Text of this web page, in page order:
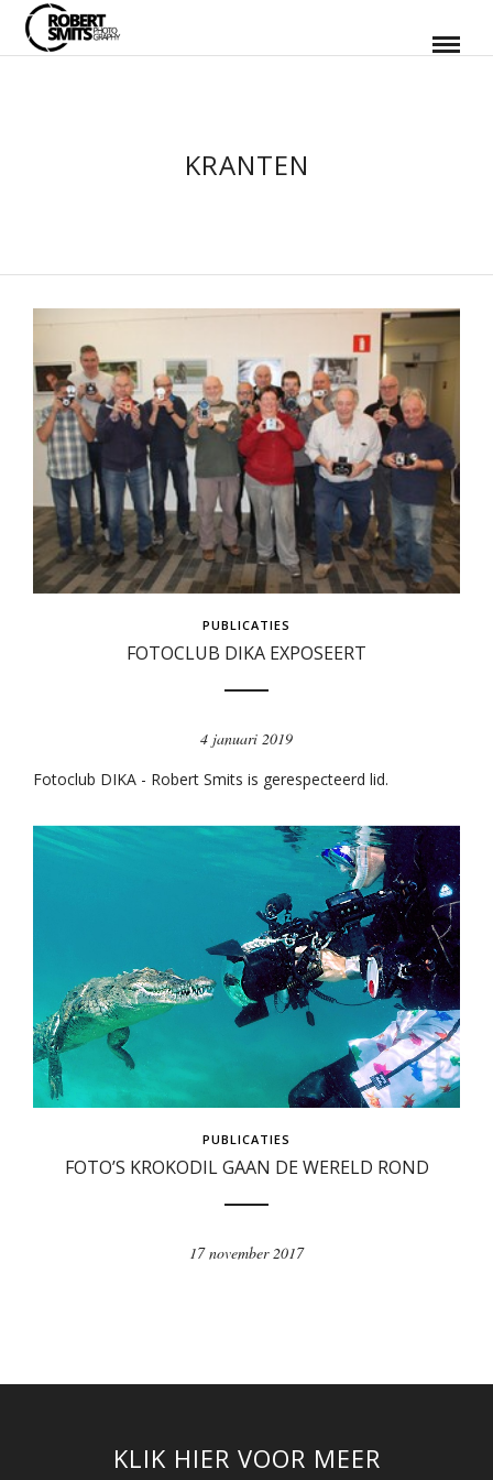
KRANTEN
PUBLICATIES
FOTOCLUB DIKA EXPOSEERT
4 januari 2019
Fotoclub DIKA - Robert Smits is gerespecteerd lid.
PUBLICATIES
FOTO’S KROKODIL GAAN DE WERELD ROND
17 november 2017
KLIK HIER VOOR MEER